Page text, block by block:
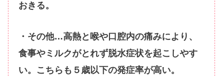
おきる。
・その他…高熱と喉や口腔内の痛みにより、
食事やミルクがとれず脱水症状を起こしやす
い。こちらも５歳以下の発症率が高い。